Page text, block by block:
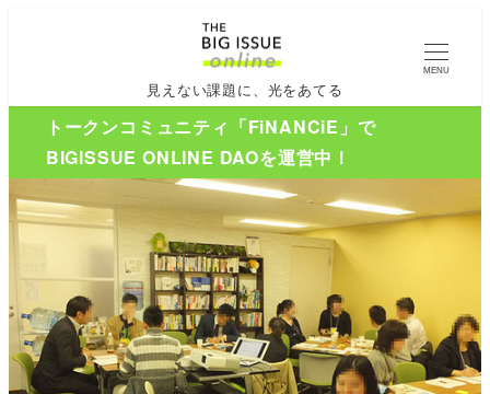
見えない課題に、光をあてる
MENU
トークンコミュニティ「FiNANCiE」で
BIGISSUE ONLINE DAOを運営中！